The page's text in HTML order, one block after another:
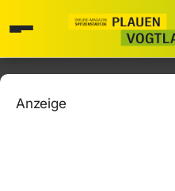
Anzeige